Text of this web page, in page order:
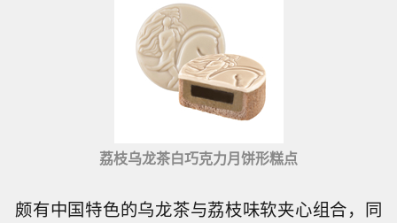
荔枝乌龙茶白巧克力月饼形糕点
颇有中国特色的乌龙茶与荔枝味软夹心组合，同